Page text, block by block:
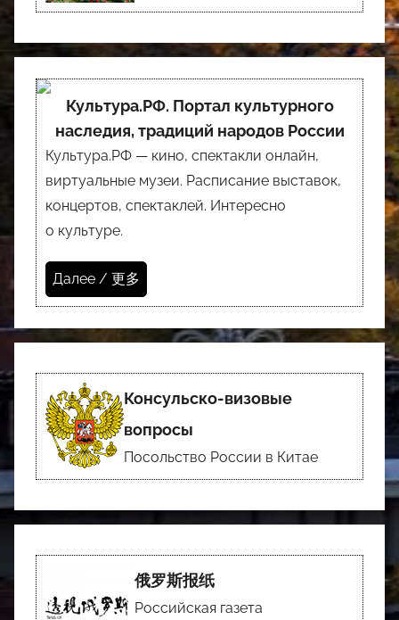
Культура.РФ. Портал культурного
наследия, традиций народов России
Культура.РФ — кино, спектакли онлайн,
виртуальные музеи. Расписание выставок,
концертов, спектаклей. Интересно
о культуре.
Далее / 更多
Консульско-визовые
вопросы
Посольство России в Китае
俄罗斯报纸
Российская газета